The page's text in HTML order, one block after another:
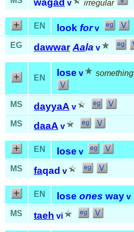
wagad v irregular
EN look for v
EG
dawwar Aala v
EN lose v something
MS dayyaA v
MS daaA v
EN lose v
MS
faqad v
EN lose ones way v
MS
taeh vi